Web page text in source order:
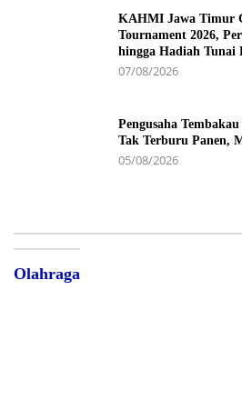
KAHMI Jawa Timur
Tournament 2026,
hingga Hadiah Tunai
07/08/2026
Pengusaha
Tak Terburu Panen,
05/08/2026
Olahraga